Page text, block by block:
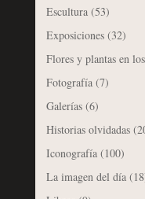
Escultura(53)
Exposiciones(32)
Flores y plantas en
Fotografía(7)
Galerías(6)
Historias olvidadas
Iconografía(100)
La imagen del día